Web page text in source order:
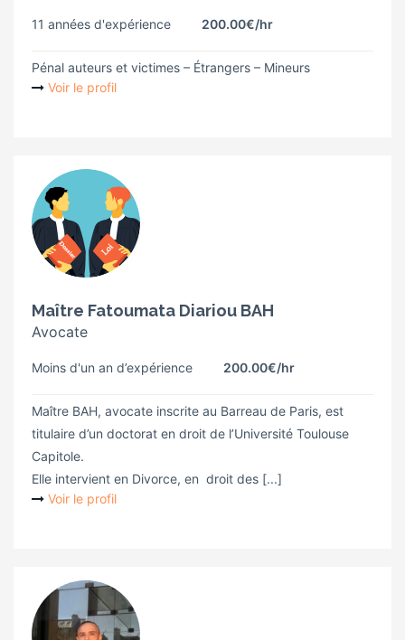
11 années d'expérience 200.00€/hr
Pénal auteurs et victimes – Étrangers – Mineurs
Voir le profil
Maître Fatoumata Diariou BAH
Avocate
Moins d'un an d’expérience 200.00€/hr
Maître BAH, avocate inscrite au Barreau de Paris, est
titulaire d’un doctorat en droit de l’Université Toulouse
Capitole.
Elle intervient en Divorce, en droit des [...]
Voir le profil